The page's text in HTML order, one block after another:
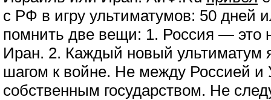
с РФ в игру ультиматумов: 50 дней
помнить две вещи: 1. Россия — это
Иран. 2. Каждый новый ультиматум
шагом к войне. Не между Россией и
собственным государством. Не